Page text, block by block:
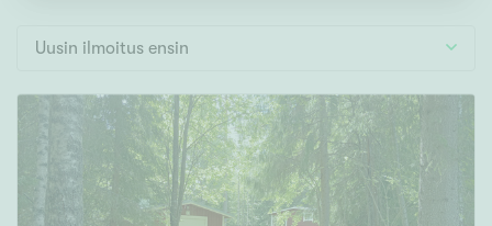
Autotalli
Hinta
000 000 €
Uusin ilmoitus ensin